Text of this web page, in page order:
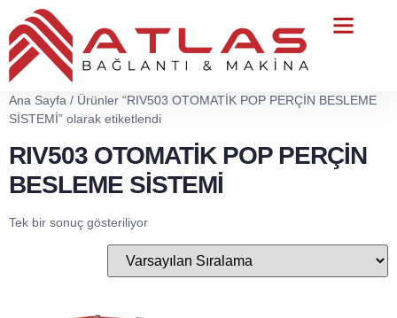
Ana Sayfa / Ürünler “RIV503 OTOMATİK POP PERÇİN BESLEME
SİSTEMİ” olarak etiketlendi
RIV503 OTOMATİK POP PERÇİN
BESLEME SİSTEMİ
Tek bir sonuç gösteriliyor